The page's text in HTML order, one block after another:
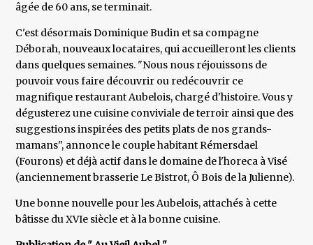
âgée de 60 ans, se terminait.
C'est désormais Dominique Budin et sa compagne
Déborah, nouveaux locataires, qui accueilleront les clients
dans quelques semaines. "Nous nous réjouissons de
pouvoir vous faire découvrir ou redécouvrir ce
magnifique restaurant Aubelois, chargé d'histoire. Vous y
dégusterez une cuisine conviviale de terroir ainsi que des
suggestions inspirées des petits plats de nos grands-
mamans", annonce le couple habitant Rémersdael
(Fourons) et déjà actif dans le domaine de l'horeca à Visé
(anciennement brasserie Le Bistrot, Ô Bois de la Julienne).
Une bonne nouvelle pour les Aubelois, attachés à cette
bâtisse du XVIe siècle et à la bonne cuisine.